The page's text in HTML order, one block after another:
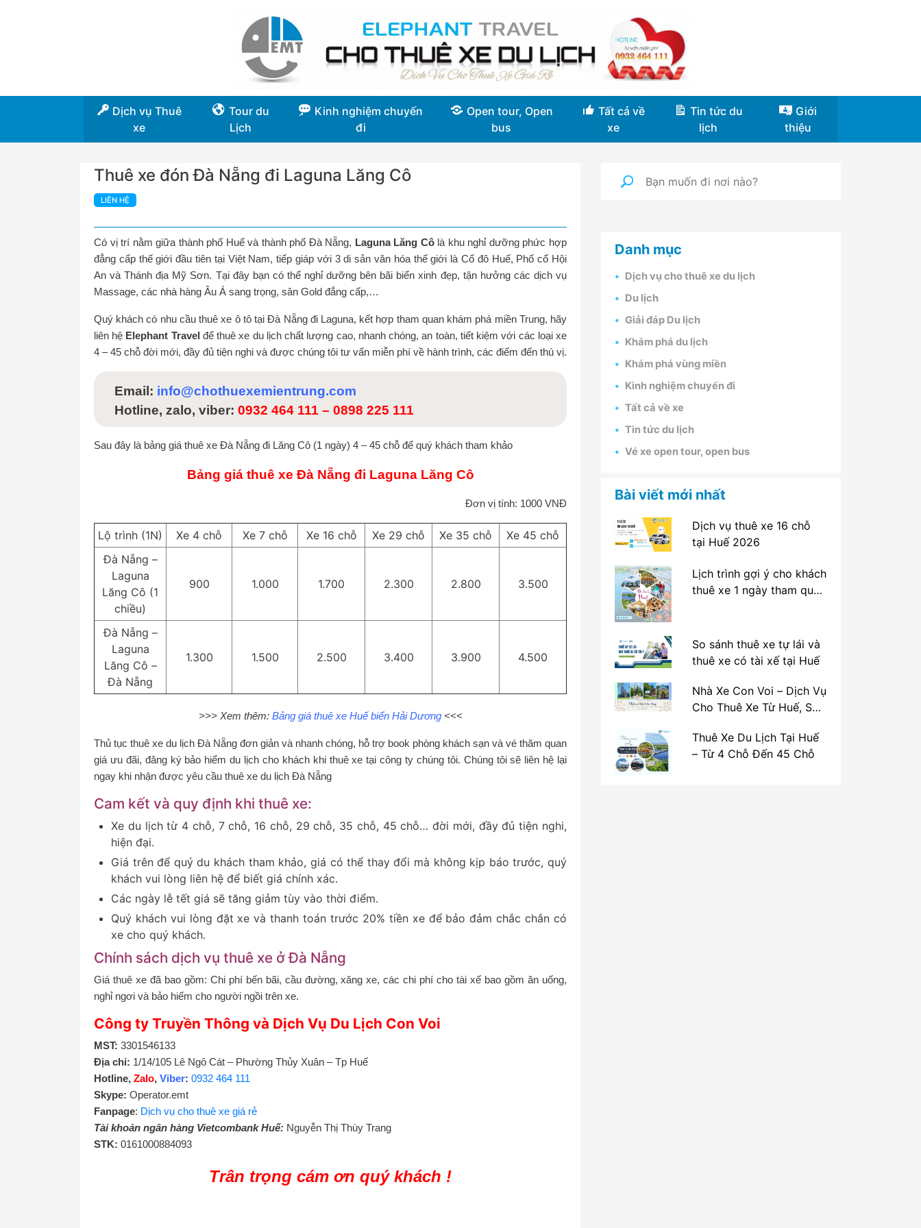
Dịch vụ Thuê
xe
Tour du
Lịch
Kinh nghiệm chuyến
đi
Open tour, Open
bus
Tất cả về
xe
Tin tức du
lịch
Giới
thiệu
Thuê xe đón Đà Nẵng đi Laguna Lăng Cô
LIÊN HỆ
Có vị trí nằm giữa thành phố Huế và thành phố Đà Nẵng, Laguna Lăng Côlà khu nghỉ dưỡng phức hợp
đẳng cấp thế giới đầu tiên tại Việt Nam, tiếp giáp với 3 di sản văn hóa thế giới là Cố đô Huế, Phố cổ Hội
An và Thánh địa Mỹ Sơn. Tại đây bạn có thể nghỉ dưỡng bên bãi biển xinh đẹp, tận hưởng các dịch vụ
Massage, các nhà hàng Âu Á sang trọng, sân Gold đẳng cấp,…
Quý khách có nhu cầu thuê xe ô tô tại Đà Nẵng đi Laguna, kết hợp tham quan khám phá miền Trung, hãy
liên hệ Elephant Travel để thuê xe du lịch chất lượng cao, nhanh chóng, an toàn, tiết kiệm với các loại xe
4 – 45 chỗ đời mới, đầy đủ tiện nghi và được chúng tôi tư vấn miễn phí về hành trình, các điểm đến thú vị.
Email: info@chothuexemientrung.com
Hotline, zalo, viber: 0932 464 111 – 0898 225 111
Sau đây là bảng giá thuê xe Đà Nẵng đi Lăng Cô (1 ngày) 4 – 45 chỗ để quý khách tham khảo
Bảng giá thuê xe Đà Nẵng đi Laguna Lăng Cô
Đơn vị tính: 1000 VNĐ
Lộ trình (1N) Xe 4 chỗ Xe 7 chỗ Xe 16 chỗ Xe 29 chỗ Xe 35 chỗ
Xe 45 chỗ
Đà Nẵng –
Laguna
Lăng Cô (1
chiều)
900 1.000 1.700 2.300 2.800 3.500
Đà Nẵng –
Laguna
Lăng Cô –
Đà Nẵng
1.300 1.500 2.500 3.400 3.900 4.500
>>> Xem thêm: Bảng giá thuê xe Huế biển Hải Dương<<<
Thủ tục thuê xe du lịch Đà Nẵng đơn giản và nhanh chóng, hỗ trợ book phòng khách sạn và vé thăm quan
giá ưu đãi, đăng ký bảo hiểm du lịch cho khách khi thuê xe tại công ty chúng tôi. Chúng tôi sẽ liên hệ lại
ngay khi nhận được yêu cầu thuê xe du lịch Đà Nẵng
Cam kết và quy định khi thuê xe:
Xe du lịch từ 4 chỗ, 7 chỗ, 16 chỗ, 29 chỗ, 35 chỗ, 45 chỗ… đời mới, đầy đủ tiện nghi,
hiện đại.
Giá trên để quý du khách tham khảo, giá có thể thay đổi mà không kịp báo trước, quý
khách vui lòng liên hệ để biết giá chính xác.
Các ngày lễ tết giá sẽ tăng giảm tùy vào thời điểm.
Quý khách vui lòng đặt xe và thanh toán trước 20% tiền xe để bảo đảm chắc chắn có
xe cho quý khách.
Chính sách dịch vụ thuê xe ở Đà Nẵng
Giá thuê xe đã bao gồm: Chi phí bến bãi, cầu đường, xăng xe, các chi phí cho tài xế bao gồm ăn uống,
nghỉ ngơi và bảo hiểm cho người ngồi trên xe.
Công ty Truyền Thông và Dịch Vụ Du Lịch Con Voi
MST: 3301546133
Địa chỉ: 1/14/105 Lê Ngô Cát – Phường Thủy Xuân – Tp Huế
Hotline, Zalo, Viber: 0932 464 111
Skype: Operator.emt
Fanpage: Dịch vụ cho thuê xe giá rẻ
Tài khoản ngân hàng Vietcombank Huế: Nguyễn Thị Thùy Trang
STK: 0161000884093
Trân trọng cám ơn quý khách !
Danh mục
Dịch vụ cho thuê xe du lịch
Du lịch
Giải đáp Du lịch
Khám phá du lịch
Khám phá vùng miền
Kinh nghiệm chuyến đi
Tất cả về xe
Tin tức du lịch
Vé xe open tour, open bus
Bài viết mới nhất
Dịch vụ thuê xe 16 chỗ
tại Huế 2026
Lịch trình gợi ý cho khách
thuê xe 1 ngày tham quan
So sánh thuê xe tự lái và
thuê xe có tài xế tại Huế
Nhà Xe Con Voi – Dịch Vụ
Cho Thuê Xe Từ Huế, Sân
La Vang
Thuê Xe Du Lịch Tại Huế
– Từ 4 Chỗ Đến 45 Chỗ